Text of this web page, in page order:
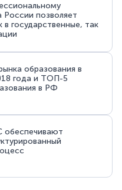
позволяет
в государственные, так
образования в
года и ТОП-5
в РФ